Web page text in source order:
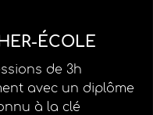
ÉCOLE
de 3h
avec un diplôme
à la clé